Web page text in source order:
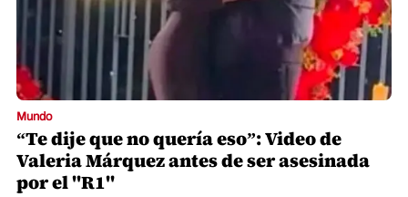
Mundo
“Te dije que no quería eso”: Video de
Valeria Márquez antes de ser asesinada
por el "R1"